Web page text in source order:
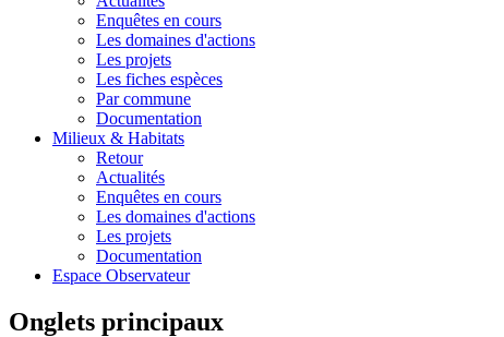
Enquêtes en cours
Les domaines d'actions
Les projets
Les fiches espèces
Par commune
Documentation
Milieux & Habitats
Retour
Actualités
Enquêtes en cours
Les domaines d'actions
Les projets
Documentation
Espace Observateur
Onglets principaux